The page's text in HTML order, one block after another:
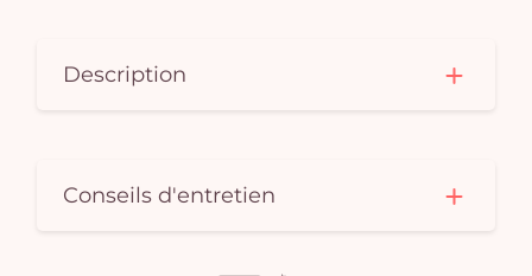
Description
Conseils d'entretien